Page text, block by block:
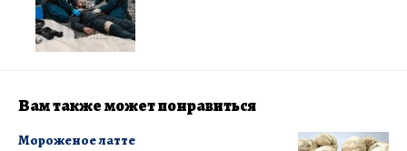
Вам также может понравиться
Мороженое латте